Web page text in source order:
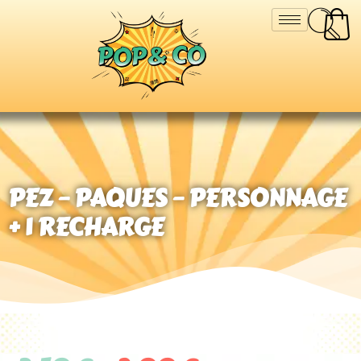
PEZ – PAQUES – PERSONNAGE
+ 1 RECHARGE